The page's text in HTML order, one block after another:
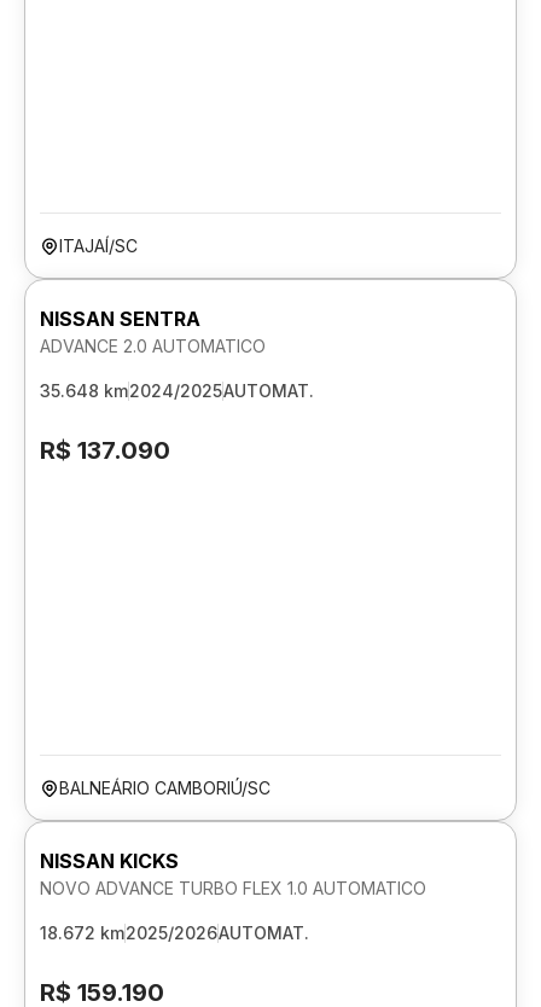
ITAJAÍ/SC
NISSAN SENTRA
ADVANCE 2.0 AUTOMATICO
35.648 km2024/2025AUTOMAT.
R$ 137.090
BALNEÁRIO CAMBORIÚ/SC
NISSAN KICKS
NOVO ADVANCE TURBO FLEX 1.0 AUTOMATICO
18.672 km2025/2026AUTOMAT.
R$ 159.190